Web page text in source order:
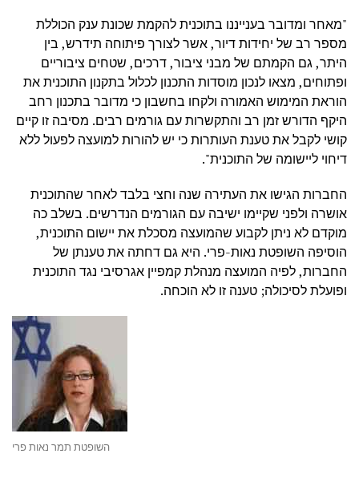
"מאחר ומדובר בענייננו בתוכנית להקמת שכונת ענק הכוללת
מספר רב של יחידות דיור, אשר לצורך פיתוחה תידרש, בין
היתר, גם הקמתם של מבני ציבור, דרכים, שטחים ציבוריים
ופתוחים, מצאו לנכון מוסדות התכנון לכלול בתקנון התוכנית את
הוראת המימוש האמורה ולקחו בחשבון כי מדובר בתכנון רחב
היקף הדורש זמן רב והתקשרות עם גורמים רבים. מסיבה זו קיים
קושי לקבל את טענת העותרות כי יש להורות למועצה לפעול ללא
דיחוי ליישומה של התוכנית".
החברות הגישו את העתירה שנה וחצי בלבד לאחר שהתוכנית
אושרה ולפני שקיימו ישיבה עם הגורמים הנדרשים. בשלב כה
מוקדם לא ניתן לקבוע שהמועצה מסכלת את יישום התוכנית,
הוסיפה השופטת נאות-פרי. היא גם דחתה את טענתן של
החברות, לפיה המועצה מנהלת קמפיין אגרסיבי נגד התוכנית
ופועלת לסיכולה; טענה זו לא הוכחה.
השופטת תמר נאות פרי